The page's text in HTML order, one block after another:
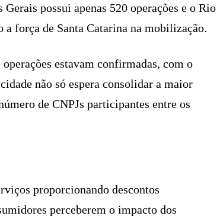
possui apenas 520 operações e o Rio
força de Santa Catarina na mobilização.
estavam confirmadas, com o
não só espera consolidar a maior
de CNPJs participantes entre os
proporcionando descontos
perceberem o impacto dos